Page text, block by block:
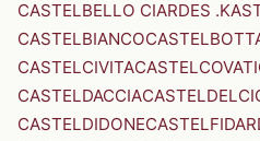
CASTELBELLO CIARDES
CASTELBIANCO
CASTELCIVITACASTELCOVATI
CASTELDACCIACASTELDELCI
CASTELDIDONE